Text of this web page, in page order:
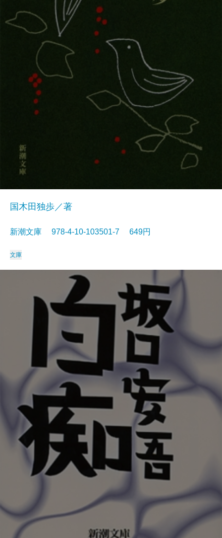
国木田独歩／著
新潮文庫 978-4-10-103501-7 649円
文庫